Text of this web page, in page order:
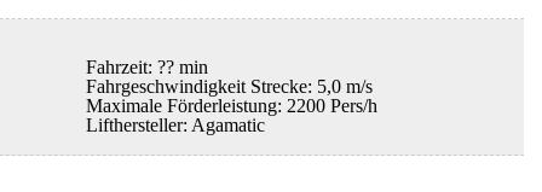
Fahrzeit: ?? min
Fahrgeschwindigkeit Strecke: 5,0 m/s
Maximale Förderleistung: 2200 Pers/h
Lifthersteller: Agamatic